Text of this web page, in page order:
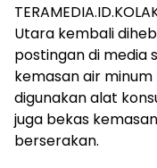
Utara kembali
postingan di media
kemasan air
digunakan alat
juga bekas
berserakan.